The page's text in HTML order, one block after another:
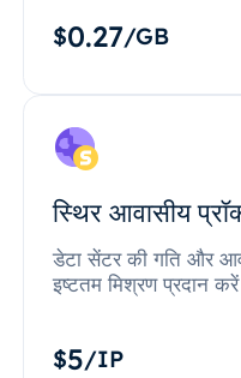
$0.27/GB
स्थिर आवासीय
डेटा सेंटर की गति और
इष्टतम मिश्रण प्रदान
$5/IP